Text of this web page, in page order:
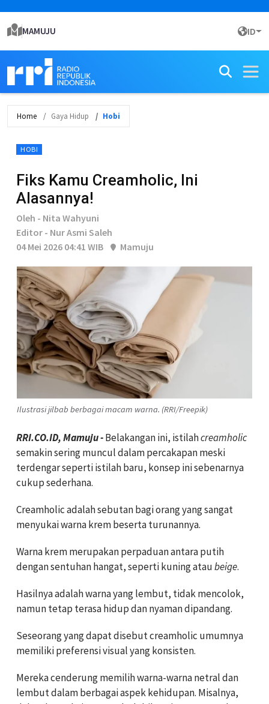
MAMUJU ID
Home Gaya Hidup Hobi
HOBI
Fiks Kamu Creamholic, Ini
Alasannya!
Oleh - Nita Wahyuni
Editor - Nur Asmi Saleh
04 Mei 2026 04:41 WIB
Mamuju
Ilustrasi jilbab berbagai macam warna. (RRI/Freepik)
RRI.CO.ID, Mamuju -Belakangan ini, istilahcreamholic
semakin sering muncul dalam percakapan meski
terdengar seperti istilah baru, konsep ini sebenarnya
cukup sederhana.
Creamholic adalah sebutan bagi orang yang sangat
menyukai warna krem beserta turunannya.
Warna krem merupakan perpaduan antara putih
dengan sentuhan hangat, seperti kuning ataubeige.
Hasilnya adalah warna yang lembut, tidak mencolok,
namun tetap terasa hidup dan nyaman dipandang.
Seseorang yang dapat disebut creamholic umumnya
memiliki preferensi visual yang konsisten.
Mereka cenderung memilih warna-warna netral dan
lembut dalam berbagai aspek kehidupan. Misalnya,